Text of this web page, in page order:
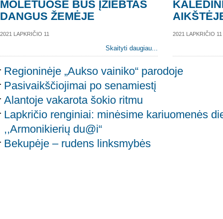
MOLĖTUOSE BUS ĮŽIEBTAS
DANGUS ŽEMĖJE
2021 LAPKRIČIO 11
Skaityti daugiau...
2021 LAPKRIČIO 11
Regioninėje „Aukso vainiko“ parodoje
Pasivaikščiojimai po senamiestį
Alantoje vakarota šokio ritmu
Lapkričio renginiai: minėsime kariuomenės
,,Armonikierių du@i“
Bekupėje – rudens linksmybės